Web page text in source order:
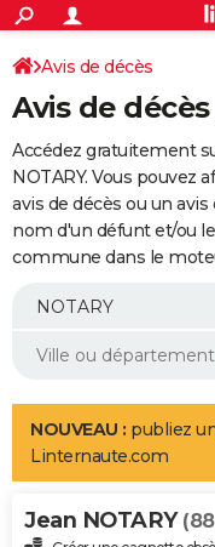
ACTUALITÉS
Politique
Société
Faits Divers
Education
Monde
Villes
+
SPORT
Coupe du monde 2026
Football
Tennis
Cyclisme
Rugby
Forum
Programme TV
TNT
Streaming
Cinéma
Sorties cinéma
Musique
+
FINANCE
Retraite
Epargne
Immobilier
Risques naturels par ville
Banque
Assurance
AUTO
Essais
Réserver un essai
Citadines
Berlines
SUV
Forum auto
+
Mobiles
Meilleur smartphone
Internet
Ordinateurs
Jeux vidéo
Guide high-tech
Aménagement intérieur
LIFESTYLE
Art de vivre
Bien-être
Loisirs
Mode
Modes de vie
Alimentation
Guide de la santé
Maladies
Médicaments
Sommeil
VOYAGE
Avis de décès
Avis de décès
Accédez gratuitement
NOTARY. Vous pouvez
avis de décès ou un
nom d'un défunt et/ou
commune dans le
NOUVEAU : publiez
Linternaute.com
Jean NOTARY